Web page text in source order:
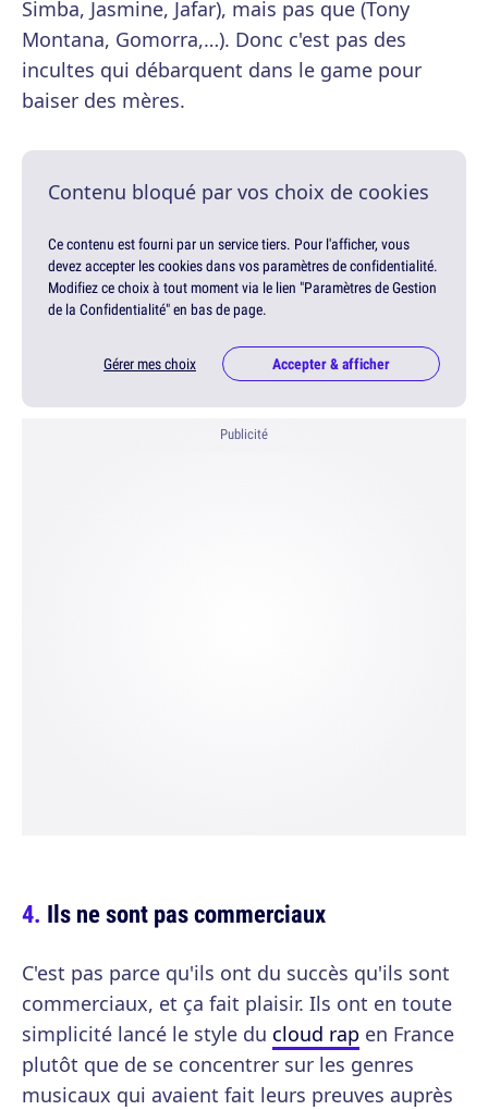
Simba, Jasmine, Jafar), mais pas que (Tony
Montana, Gomorra,…). Donc c'est pas des
incultes qui débarquent dans le game pour
baiser des mères.
Contenu bloqué par vos choix de cookies
Ce contenu est fourni par un service tiers. Pour l'afficher, vous
devez accepter les cookies dans vos paramètres de confidentialité.
Modifiez ce choix à tout moment via le lien "Paramètres de Gestion
de la Confidentialité" en bas de page.
Gérer mes choix Accepter & afficher
Publicité
Ils ne sont pas commerciaux
C'est pas parce qu'ils ont du succès qu'ils sont
commerciaux, et ça fait plaisir. Ils ont en toute
simplicité lancé le style du cloud rap en France
plutôt que de se concentrer sur les genres
musicaux qui avaient fait leurs preuves auprès